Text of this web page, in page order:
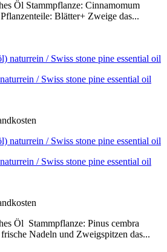
Öl Stammpflanze: Cinnamomum
Blätter+ Zweige das...
/ Swiss stone pine essential oil
/ Swiss stone pine essential oil
Öl Stammpflanze: Pinus cembra
Nadeln und Zweigspitzen das...